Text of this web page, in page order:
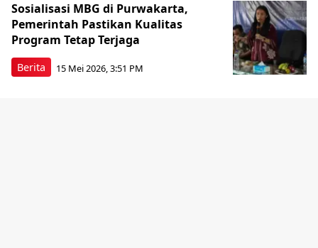
Berita
Sosialisasi MBG di Purwakarta,
Pemerintah Pastikan Kualitas
Program Tetap Terjaga
15 Mei 2026, 3:51 PM